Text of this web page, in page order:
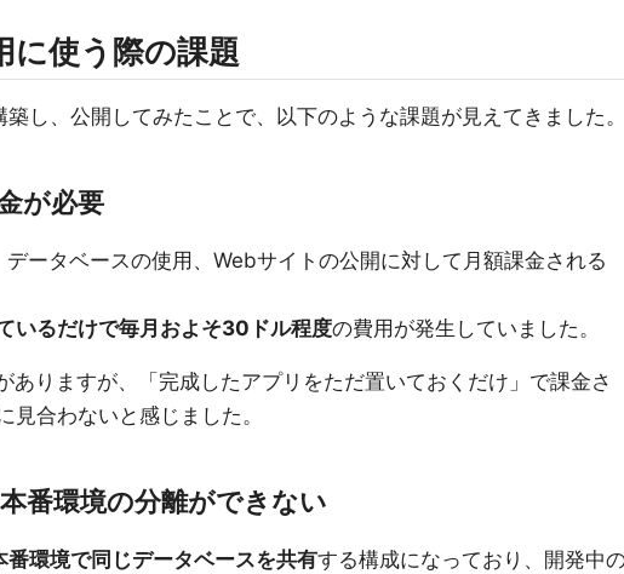
に使う際の課題
し、公開してみたことで、以下のような課題が見えてきました
が必要
ータベースの使用、Webサイトの公開に対して月額課金される
いるだけで毎月およそ30ドル程度の費用が発生していました。
ありますが、「完成したアプリをただ置いておくだけ」で課金さ
見合わないと感じました。
番環境の分離ができない
番環境で同じデータベースを共有する構成になっており、開発中